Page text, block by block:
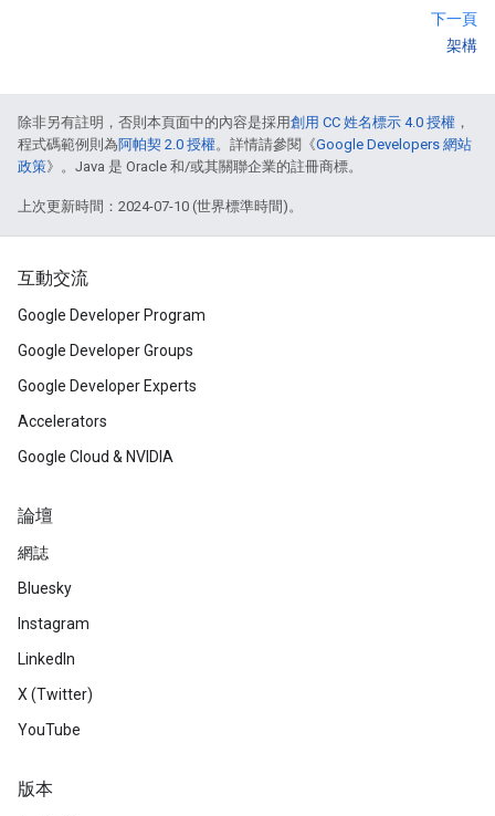
下一頁
架構
除非另有註明，否則本頁面中的內容是採用創用 CC 姓名標示 4.0 授權 ，
程式碼範例則為阿帕契 2.0 授權。詳情請參閱《Google Developers 網站
政策》。Java 是 Oracle 和/或其關聯企業的註冊商標。
上次更新時間：2024-07-10 (世界標準時間)。
互動交流
Google Developer Program
Google Developer Groups
Google Developer Experts
Accelerators
Google Cloud & NVIDIA
論壇
網誌
Bluesky
Instagram
LinkedIn
X (Twitter)
YouTube
版本